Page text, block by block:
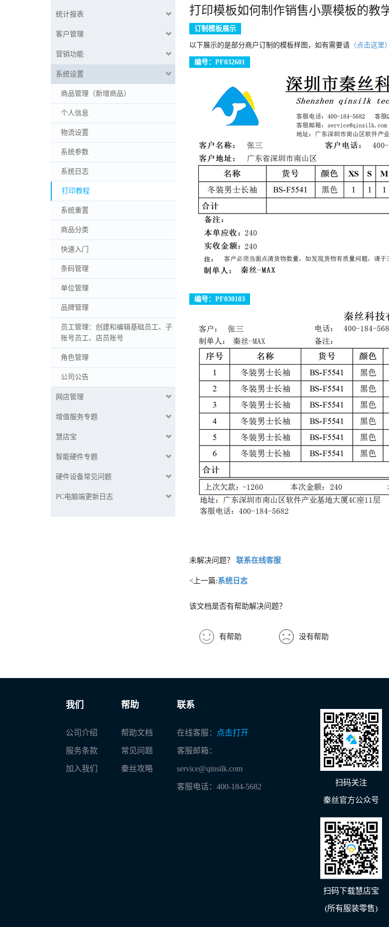
统计报表
客户管理
营销功能
系统设置
商品管理（新增商品）
个人信息
物流设置
系统参数
系统日志
打印教程
系统重置
商品分类
快速入门
条码管理
单位管理
品牌管理
员工管理：创建和编辑基础员工、子
账号员工、店员账号
角色管理
公司公告
网店管理
增值服务专题
慧店宝
智能硬件专题
硬件设备常见问题
PC电脑端更新日志
打印模板如何制作销售小票模板的教
订制模板展示
以下展示的是部分商户订制的模板样图，如有需要请 （点击这里）
编号：PF032601
编号：PF030103
未解决问题？ 联系在线客服
<上一篇:系统日志
该文档是否有帮助解决问题？
有帮助 没有帮助
我们
公司介绍
服务条款
加入我们
帮助
帮助文档
常见问题
秦丝攻略
联系
在线客服： 点击打开
客服邮箱：
service@qinsilk.com
客服电话： 400-184-5682 扫码关注
秦丝官方公众号
扫码下载慧店宝
(所有服装零售)